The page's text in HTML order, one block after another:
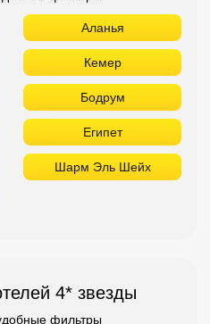
4* звезды
фильтры
Шарм Эль Шейх